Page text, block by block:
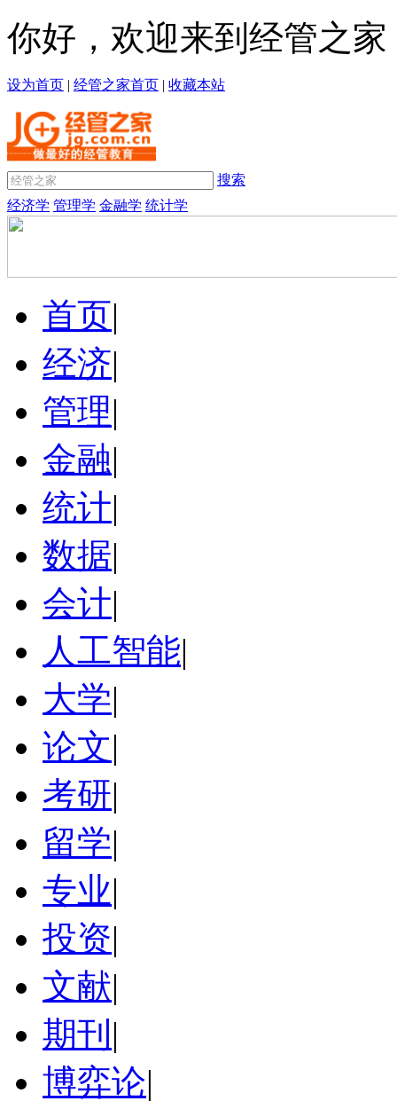
你好，欢迎来到经管之家
设为首页 | 经管之家首页 | 收藏本站
搜索
经济学 管理学 金融学 统计学
首页|
经济|
管理|
金融|
统计|
数据|
会计|
人工智能|
大学|
论文|
考研|
留学|
专业|
投资|
文献|
期刊 |
博弈论|